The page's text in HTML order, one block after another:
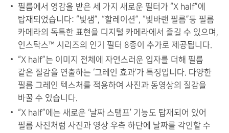
필름에서 영감을 받은 세 가지 새로운 필터가 “X half”에
탑재되었습니다: “빛샘”, “할레이션”, “빛바랜 필름”등 필름
카메라의 독특한 표현을 디지털 카메라에서 즐길 수 있으며,
인스탁스™ 시리즈의 인기 필터 8종이 추가로 제공됩니다.
“X half”는 이미지 전체에 자연스러운 입자를 더해 필름
같은 질감을 연출하는 ‘그레인 효과’가 특징입니다. 다양한
필름 그레인 텍스처를 적용하여 사진과 동영상의 질감을
바꿀 수 있습니다.
“X half”에는 새로운 ‘날짜 스탬프’ 기능도 탑재되어 있어
필름 사진처럼 사진과 영상 우측 하단에 날짜를 각인할 수